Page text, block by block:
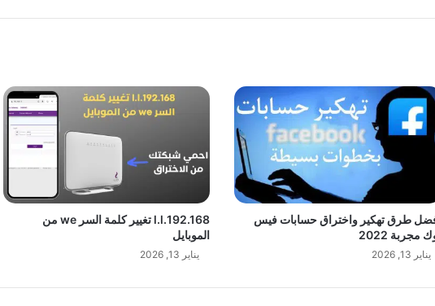
طرق تهكير واختراق حسابات فيس
مجربة 2022
يناير 13, 2026
192.168.l.l تغيير كلمة السر we من
الموبايل
يناير 13, 2026